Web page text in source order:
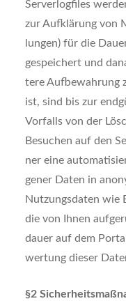
Ser­ver­log­files
zur Auf­klä­rung von
lun­gen) für die
gespei­chert und
te­re Auf­be­wah­rung
ist, sind bis zur
Vor­falls von der
Besu­chen auf den
ner eine
ge­ner Daten in
Nut­zungs­da­ten wie
die von Ihnen
dau­er auf dem
wer­tung die­ser
§2